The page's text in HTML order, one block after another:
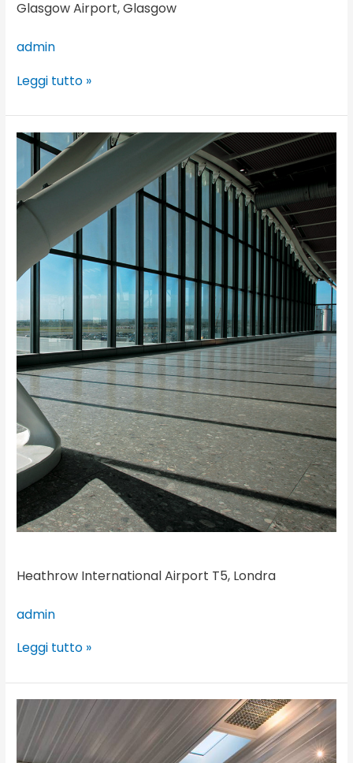
Glasgow Airport, Glasgow
admin
Leggi tutto »
Heathrow International Airport T5, Londra
admin
Heathrow
International
Airport
T5,
Londra
Leggi tutto »
Heathrow
International
Airport
T2,